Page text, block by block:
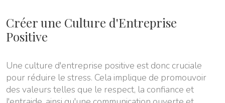
Créer une Culture d'Entreprise
Positive
Une culture d'entreprise positive est donc cruciale
pour réduire le stress. Cela implique de promouvoir
des valeurs telles que le respect, la confiance et